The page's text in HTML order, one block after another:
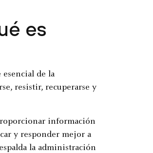
es
de la
resistir, recuperarse y
información
y responder mejor a
la administración